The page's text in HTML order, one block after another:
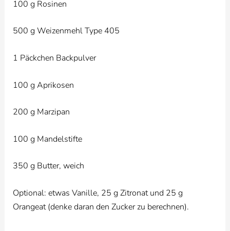
100 g Rosinen
500 g Weizenmehl Type 405
1 Päckchen Backpulver
100 g Aprikosen
200 g Marzipan
100 g Mandelstifte
350 g Butter, weich
Optional: etwas Vanille, 25 g Zitronat und 25 g
Orangeat (denke daran den Zucker zu berechnen).